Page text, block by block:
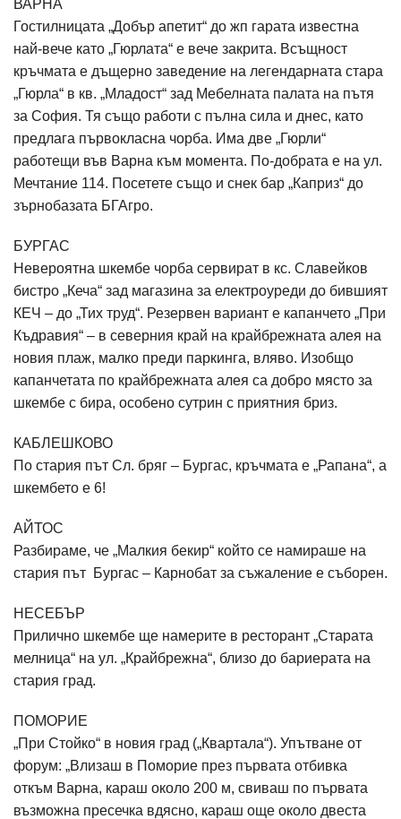
ВАРНА
Гостилницата „Добър апетит“ до жп гарата известна
най-вече като „Гюрлата“ е вече закрита. Всъщност
кръчмата е дъщерно заведение на легендарната стара
„Гюрла“ в кв. „Младост“ зад Мебелната палата на пътя
за София. Тя също работи с пълна сила и днес, като
предлага първокласна чорба. Има две „Гюрли“
работещи във Варна към момента. По-добрата е на ул.
Мечтание 114. Посетете също и снек бар „Каприз“ до
зърнобазата БГАгро.
БУРГАС
Невероятна шкембе чорба сервират в кс. Славейков
бистро „Кеча“ зад магазина за електроуреди до бившият
КЕЧ – до „Тих труд“. Резервен вариант е капанчето „При
Къдравия“ – в северния край на крайбрежната алея на
новия плаж, малко преди паркинга, вляво. Изобщо
капанчетата по крайбрежната алея са добро място за
шкембе с бира, особено сутрин с приятния бриз.
КАБЛЕШКОВО
По стария път Сл. бряг – Бургас, кръчмата е „Рапана“, а
шкембето е 6!
АЙТОС
Разбираме, че „Малкия бекир“ който се намираше на
стария път Бургас – Карнобат за съжаление е съборен.
НЕСЕБЪР
Прилично шкембе ще намерите в ресторант „Старата
мелница“ на ул. „Крайбрежна“, близо до бариерата на
стария град.
ПОМОРИЕ
„При Стойко“ в новия град („Квартала“). Упътване от
форум: „Влизаш в Поморие през първата отбивка
откъм Варна, караш около 200 м, свиваш по първата
възможна пресечка вдясно, караш още около двеста